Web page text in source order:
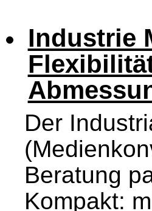
Industrie
Der
Beratung
Kompakt: